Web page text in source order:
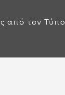
από τον Τύπο